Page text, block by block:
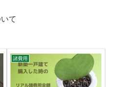
て
諸費用